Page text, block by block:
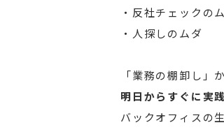
・反社チェックの
・人探しのムダ
「業務の棚卸し」
明日からすぐに実
バックオフィスの